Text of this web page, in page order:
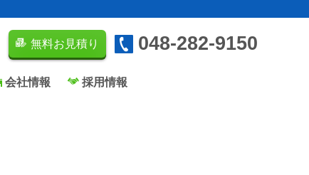
無料お見積り 048-282-9150
会社情報 採用情報